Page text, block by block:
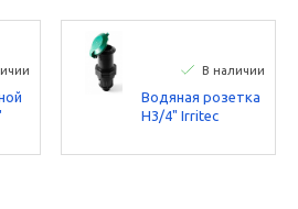
В наличии
Водяная розетка
Н3/4" Irritec